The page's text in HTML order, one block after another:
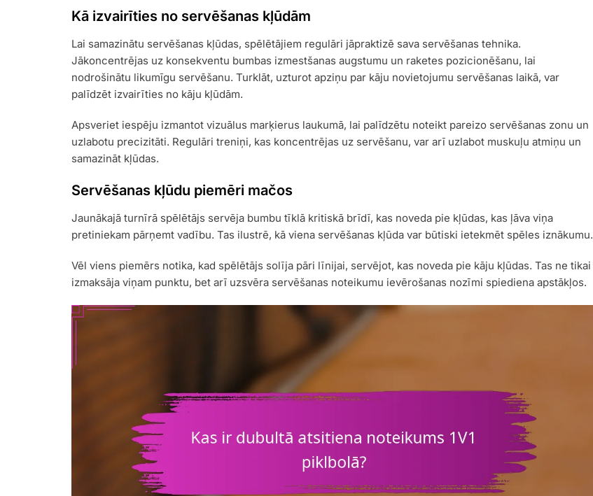
Kā izvairīties no servēšanas kļūdām
Lai samazinātu servēšanas kļūdas, spēlētājiem regulāri jāpraktizē sava servēšanas tehnika.
Jākoncentrējas uz konsekventu bumbas izmestšanas augstumu un raketes pozicionēšanu, lai
nodrošinātu likumīgu servēšanu. Turklāt, uzturot apziņu par kāju novietojumu servēšanas laikā, var
palīdzēt izvairīties no kāju kļūdām.
Apsveriet iespēju izmantot vizuālus marķierus laukumā, lai palīdzētu noteikt pareizo servēšanas zonu un
uzlabotu precizitāti. Regulāri treniņi, kas koncentrējas uz servēšanu, var arī uzlabot muskuļu atmiņu un
samazināt kļūdas.
Servēšanas kļūdu piemēri mačos
Jaunākajā turnīrā spēlētājs servēja bumbu tīklā kritiskā brīdī, kas noveda pie kļūdas, kas ļāva viņa
pretiniekam pārņemt vadību. Tas ilustrē, kā viena servēšanas kļūda var būtiski ietekmēt spēles iznākumu.
Vēl viens piemērs notika, kad spēlētājs solīja pāri līnijai, servējot, kas noveda pie kāju kļūdas. Tas ne tikai
izmaksāja viņam punktu, bet arī uzsvēra servēšanas noteikumu ievērošanas nozīmi spiediena apstākļos.